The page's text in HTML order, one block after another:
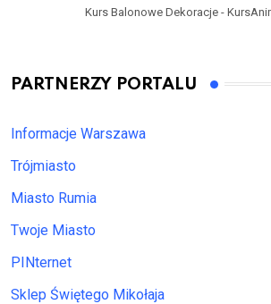
Kurs Balonowe Dekoracje -
PARTNERZY PORTALU
Informacje Warszawa
Trójmiasto
Miasto Rumia
Twoje Miasto
PINternet
Sklep Świętego Mikołaja